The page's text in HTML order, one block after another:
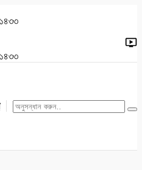
খেলাধুলা জাতীয় যশোর